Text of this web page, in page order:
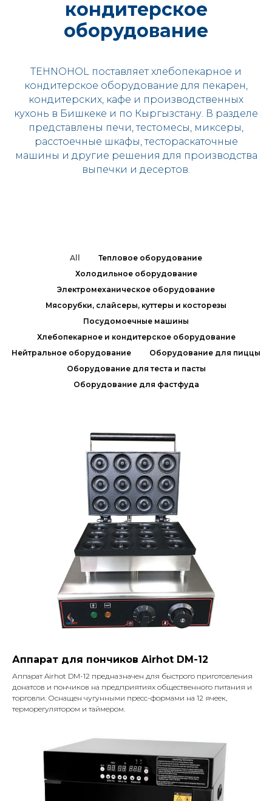
кондитерское
оборудование
TEHNOHOL поставляет хлебопекарное и
кондитерское оборудование для пекарен,
кондитерских, кафе и производственных
кухонь в Бишкеке и по Кыргызстану. В разделе
представлены печи, тестомесы, миксеры,
расстоечные шкафы, тестораскаточные
машины и другие решения для производства
выпечки и десертов.
All
Тепловое оборудование
Холодильное оборудование
Электромеханическое оборудование
Мясорубки, слайсеры, куттеры и косторезы
Посудомоечные машины
Хлебопекарное и кондитерское оборудование
Нейтральное оборудование
Оборудование для пиццы
Оборудование для теста и пасты
Оборудование для фастфуда
Аппарат для пончиков Airhot DM-12
Аппарат Airhot DM-12 предназначен для быстрого приготовления
донатсов и пончиков на предприятиях общественного питания и
торговли. Оснащен чугунными пресс-формами на 12 ячеек,
терморегулятором и таймером.